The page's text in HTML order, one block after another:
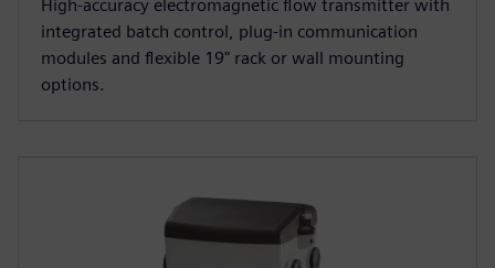
High-accuracy electromagnetic flow transmitter with
integrated batch control, plug-in communication
modules and flexible 19" rack or wall mounting
options.